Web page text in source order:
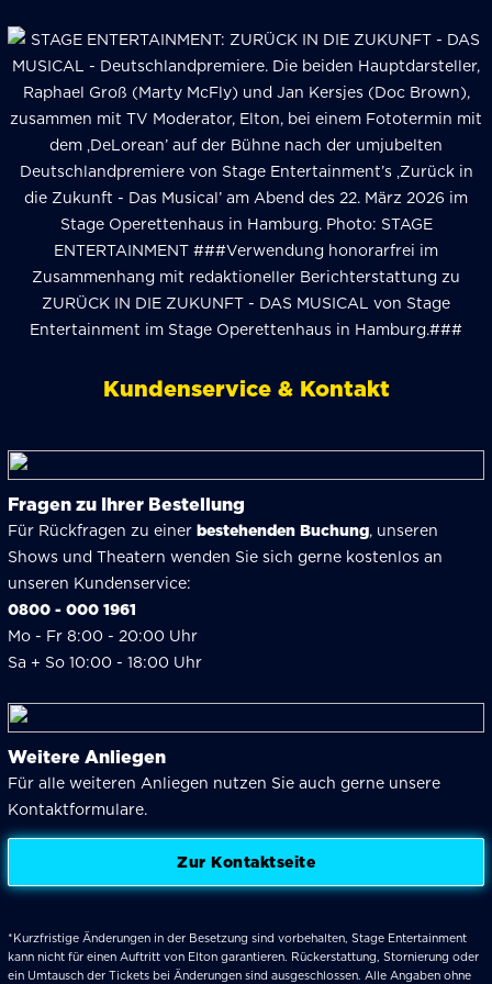
Kundenservice & Kontakt
Fragen zu Ihrer Bestellung
Für Rückfragen zu einer bestehenden Buchung, unseren
Shows und Theatern wenden Sie sich gerne kostenlos an
unseren Kundenservice:
0800 - 000 1961
Mo - Fr 8:00 - 20:00 Uhr
Sa + So 10:00 - 18:00 Uhr
Weitere Anliegen
Für alle weiteren Anliegen nutzen Sie auch gerne unsere
Kontaktformulare.
Zur Kontaktseite
*Kurzfristige Änderungen in der Besetzung sind vorbehalten, Stage Entertainment
kann nicht für einen Auftritt von Elton garantieren. Rückerstattung, Stornierung oder
ein Umtausch der Tickets bei Änderungen sind ausgeschlossen. Alle Angaben ohne